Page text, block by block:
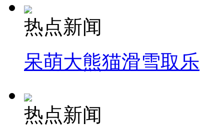
热点新闻
呆萌大熊猫滑雪取乐
热点新闻